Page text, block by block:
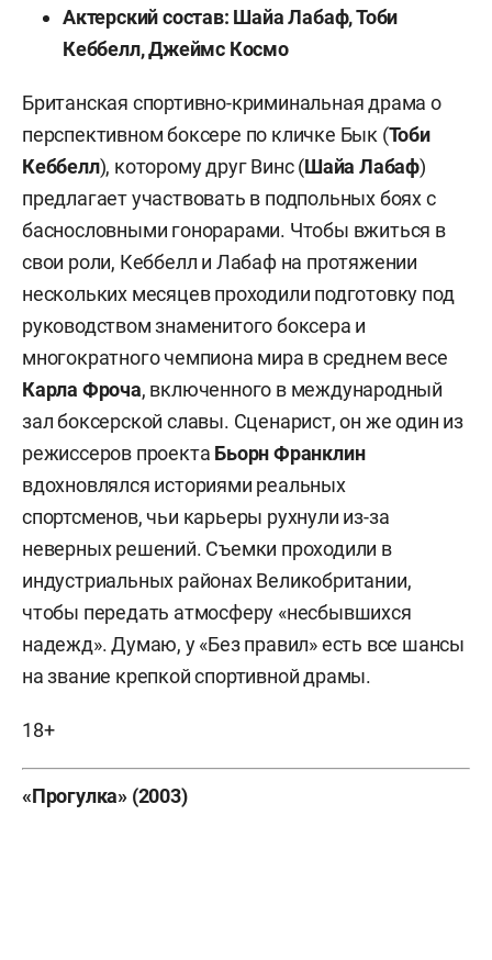
Актерский состав: Шайа Лабаф, Тоби
Кеббелл, Джеймс Космо
Британская спортивно-криминальная драма о
перспективном боксере по кличке Бык (Тоби
Кеббелл), которому друг Винс (Шайа Лабаф)
предлагает участвовать в подпольных боях с
баснословными гонорарами. Чтобы вжиться в
свои роли, Кеббелл и Лабаф на протяжении
нескольких месяцев проходили подготовку под
руководством знаменитого боксера и
многократного чемпиона мира в среднем весе
Карла Фроча, включенного в международный
зал боксерской славы. Сценарист, он же один из
режиссеров проекта Бьорн Франклин
вдохновлялся историями реальных
спортсменов, чьи карьеры рухнули из-за
неверных решений. Съемки проходили в
индустриальных районах Великобритании,
чтобы передать атмосферу «несбывшихся
надежд». Думаю, у «Без правил» есть все шансы
на звание крепкой спортивной драмы.
18+
«Прогулка» (2003)